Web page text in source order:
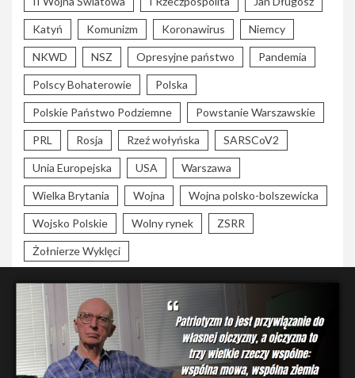
Katyń Komunizm Koronawirus Niemcy
NKWD NSZ Opresyjne państwo Pandemia
Polscy Bohaterowie Polska
Polskie Państwo Podziemne Powstanie Warszawskie
PRL Rosja Rzeź wołyńska SARSCoV2
Unia Europejska USA Warszawa
Wielka Brytania Wojna Wojna polsko-bolszewicka
Wojsko Polskie Wolny rynek ZSRR
Żołnierze Wyklęci